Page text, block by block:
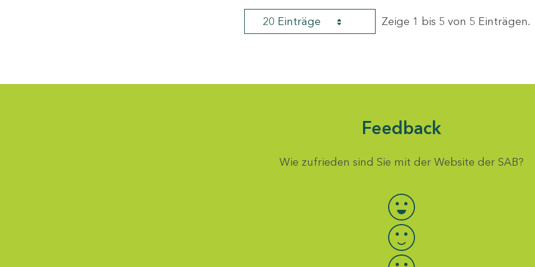
20 Einträge Zeige 1 bis 5 von 5 Einträgen.
Feedback
Wie zufrieden sind Sie mit der Website der SAB?
Bewertung auswählen